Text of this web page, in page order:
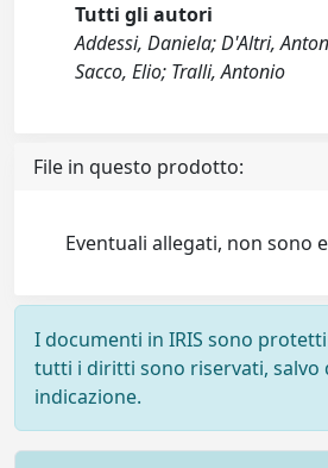
Tutti gli autori
Addessi, Daniela; D'Altri,
Sacco, Elio; Tralli, Antonio
File in questo prodotto:
Eventuali allegati, non sono
I documenti in IRIS sono
tutti i diritti sono riservati, salvo
indicazione.